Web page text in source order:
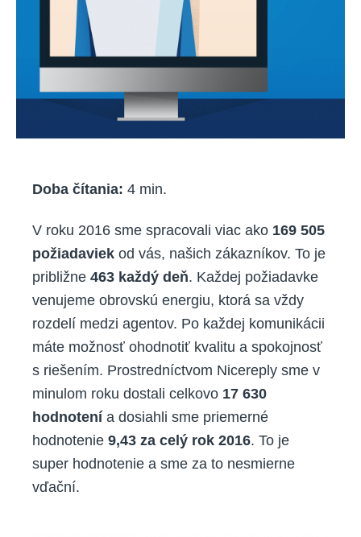
Doba čítania: 4 min.
V roku 2016 sme spracovali viac ako 169 505
požiadaviek od vás, našich zákazníkov. To je
približne 463 každý deň. Každej požiadavke
venujeme obrovskú energiu, ktorá sa vždy
rozdelí medzi agentov. Po každej komunikácii
máte možnosť ohodnotiť kvalitu a spokojnosť
s riešením. Prostredníctvom Nicereply sme v
minulom roku dostali celkovo 17 630
hodnotenía dosiahli sme priemerné
hodnotenie 9,43 za celý rok 2016. To je
super hodnotenie a sme za to nesmierne
vďační.